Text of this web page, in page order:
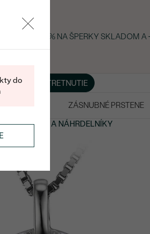
FRIDAY: −25 % NA ŠPERKY SKLADOM
STRETNUTIE
ZÁSNUBNÉ PRSTENE
PRÍVESKY A NÁHRDELNÍKY
do